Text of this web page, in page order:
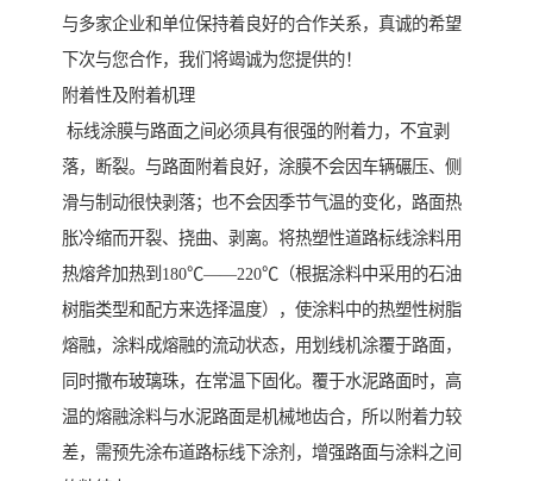
与多家企业和单位保持着良好的合作关系，真诚的希望
下次与您合作，我们将竭诚为您提供的！
附着性及附着机理
标线涂膜与路面之间必须具有很强的附着力，不宜剥
落，断裂。与路面附着良好，涂膜不会因车辆碾压、侧
滑与制动很快剥落；也不会因季节气温的变化，路面热
胀冷缩而开裂、挠曲、剥离。将热塑性道路标线涂料用
热熔斧加热到180℃——220℃（根据涂料中采用的石油
树脂类型和配方来选择温度），使涂料中的热塑性树脂
熔融，涂料成熔融的流动状态，用划线机涂覆于路面，
同时撒布玻璃珠，在常温下固化。覆于水泥路面时，高
温的熔融涂料与水泥路面是机械地齿合，所以附着力较
差，需预先涂布道路标线下涂剂，增强路面与涂料之间